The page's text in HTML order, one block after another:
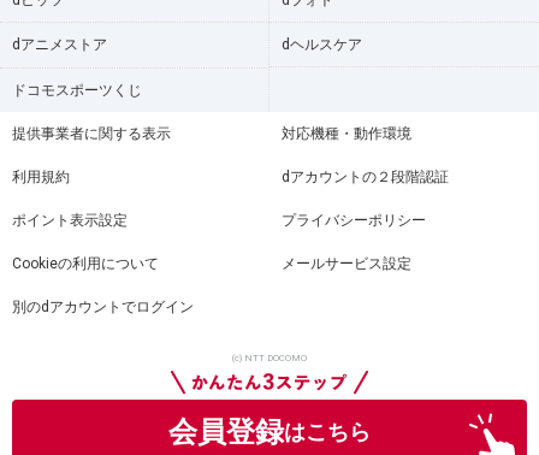
会員登録はこちら
dアニメストア dヘルスケア
ドコモスポーツくじ
提供事業者に関する表示 対応機種・動作環境
利用規約 dアカウントの２段階認証
ポイント表示設定 プライバシーポリシー
Cookieの利用について メールサービス設定
別のdアカウントでログイン
(c) NTT DOCOMO